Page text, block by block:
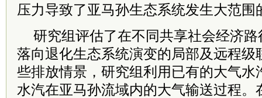
压力导致了亚马孙生态系统发生大范围
研究组评估了在不同共享社会经济
落向退化生态系统演变的局部及远程级
些排放情景，研究组利用已有的大气水
水汽在亚马孙流域内的大气输送过程。